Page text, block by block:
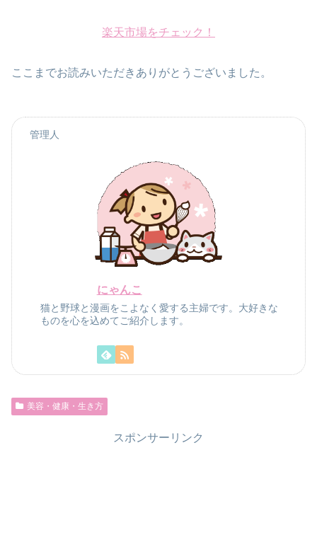
楽天市場をチェック！
ここまでお読みいただきありがとうございました。
管理人
にゃんこ
猫と野球と漫画をこよなく愛する主婦です。大好きな
ものを心を込めてご紹介します。
美容・健康・生き方
スポンサーリンク